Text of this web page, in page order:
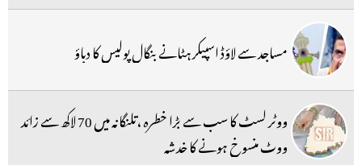
مساجد سے لاؤڈ اسپیکر ہٹانے بنگال پولیس کا دباؤ
ووٹر لسٹ کا سب سے بڑا خطرہ ،تلنگانہ میں 70 لاکھ سے زائد
ووٹ منسوخ ہونے کا خدشہ